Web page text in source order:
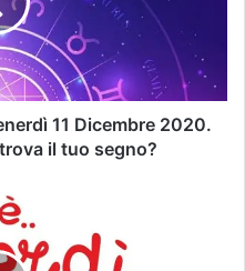
11 Dicembre 2020.
il tuo segno?